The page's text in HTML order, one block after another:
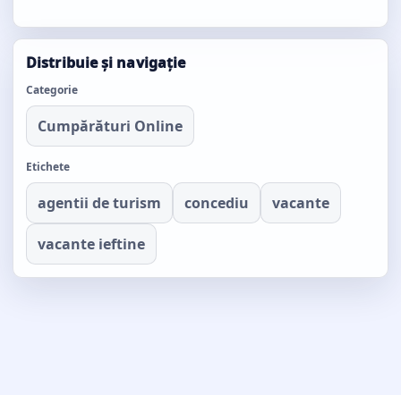
Distribuie și navigație
Categorie
Cumpărături Online
Etichete
agentii de turism concediu vacante
vacante ieftine